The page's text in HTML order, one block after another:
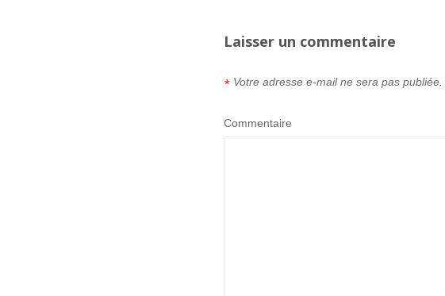
Laisser un commentaire
Votre adresse e-mail ne sera pas publiée.
*
Commentaire